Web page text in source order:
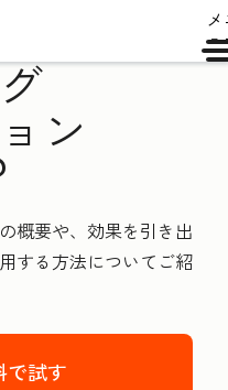
ン
概要や、効果を引き出
する方法についてご紹
で試す